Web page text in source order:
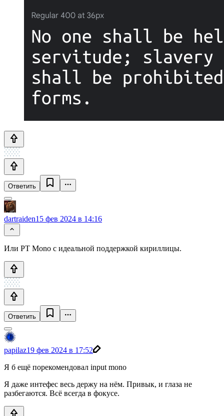
Ответить
dartraiden15 фев 2024 в 14:16
Или PT Mono с идеальной поддержкой кириллицы.
Ответить
papilaz19 фев 2024 в 17:52
Я б ещё порекомендовал input mono
Я даже интефес весь держу на нём. Привык, и глаза не
разбегаются. Всё всегда в фокусе.